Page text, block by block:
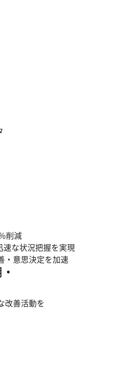
削減
速な状況把握を実現
・意思決定を加速
改善活動を